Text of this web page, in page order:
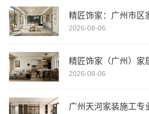
精匠饰家：广州市区
2026-08-06
精匠饰家（广州）家
2026-08-06
广州天河家装施工专